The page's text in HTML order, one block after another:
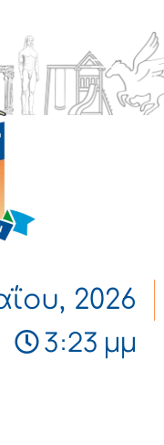
2026
3:23 μμ